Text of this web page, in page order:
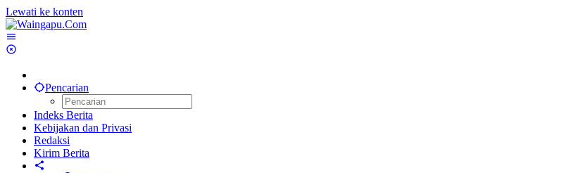
Lewati ke konten
Pencarian
Indeks Berita
Kebijakan dan Privasi
Redaksi
Kirim Berita